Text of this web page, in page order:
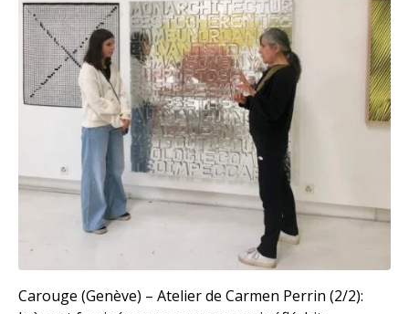
Carouge (Genève) – Atelier de Carmen Perrin (2/2):